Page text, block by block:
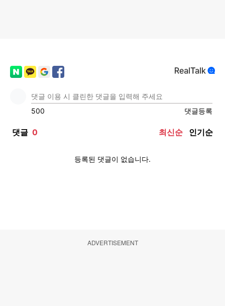
ADVERTISEMENT